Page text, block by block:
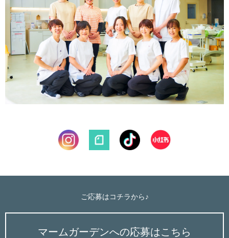
ご応募はコチラから♪
マームガーデンへの応募はこちら